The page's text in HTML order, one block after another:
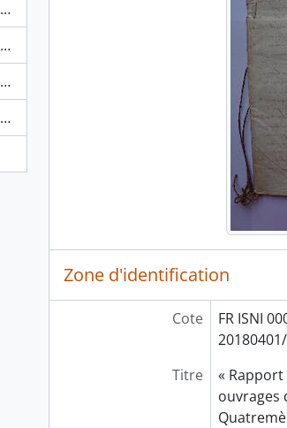
Zone d'identification
Cote
FR ISNI
Titre
« Rapport
ouvrages